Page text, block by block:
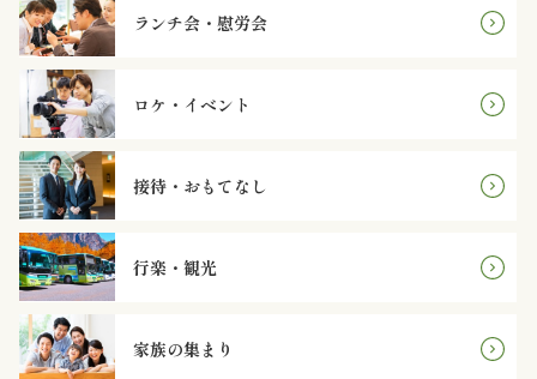
格
か
ら
選
ぶ
～
999
ランチ会・慰労会
ロケ・イベント
接待・おもてなし
行楽・観光
家族の集まり